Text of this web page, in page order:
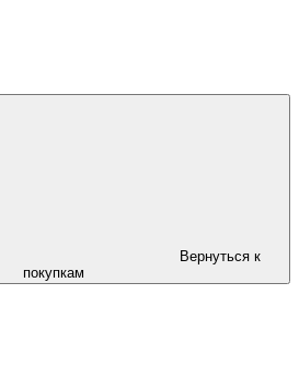
Вернуться к
покупкам